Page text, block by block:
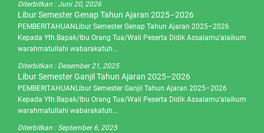
Diterbitkan :Juni 20, 2026
Libur Semester Genap Tahun Ajaran 2025–2026
PEMBERITAHUANLibur Semester Genap Tahun Ajaran 2025–2026
Kepada Yth.Bapak/Ibu Orang Tua/Wali Peserta Didik Assalamu’alaikum
warahmatullahi wabarakatuh...
Diterbitkan : Desember 21, 2025
Libur Semester Ganjil Tahun Ajaran 2025–2026
PEMBERITAHUANLibur Semester Ganjil Tahun Ajaran 2025–2026
Kepada Yth.Bapak/Ibu Orang Tua/Wali Peserta Didik Assalamu’alaikum
warahmatullahi wabarakatuh...
Diterbitkan : September 6, 2025